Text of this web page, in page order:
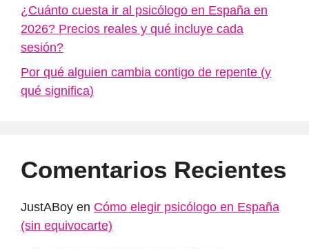
¿Cuánto cuesta ir al psicólogo en España en
2026? Precios reales y qué incluye cada
sesión?
Por qué alguien cambia contigo de repente (y
qué significa)
Comentarios Recientes
JustABoy en Cómo elegir psicólogo en España
(sin equivocarte)